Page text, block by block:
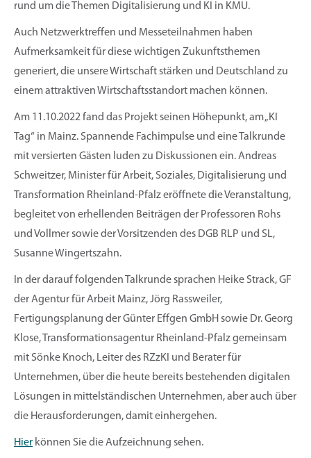
rund um die Themen Digitalisierung und KI in KMU.
Auch Netzwerktreffen und Messeteilnahmen haben
Aufmerksamkeit für diese wichtigen Zukunftsthemen
generiert, die unsere Wirtschaft stärken und Deutschland zu
einem attraktiven Wirtschaftsstandort machen können.
Am 11.10.2022 fand das Projekt seinen Höhepunkt, am „KI
Tag“ in Mainz. Spannende Fachimpulse und eine Talkrunde
mit versierten Gästen luden zu Diskussionen ein. Andreas
Schweitzer, Minister für Arbeit, Soziales, Digitalisierung und
Transformation Rheinland-Pfalz eröffnete die Veranstaltung,
begleitet von erhellenden Beiträgen der Professoren Rohs
und Vollmer sowie der Vorsitzenden des DGB RLP und SL,
Susanne Wingertszahn.
In der darauf folgenden Talkrunde sprachen Heike Strack, GF
der Agentur für Arbeit Mainz, Jörg Rassweiler,
Fertigungsplanung der Günter Effgen GmbH sowie Dr. Georg
Klose, Transformationsagentur Rheinland-Pfalz gemeinsam
mit Sönke Knoch, Leiter des RZzKI und Berater für
Unternehmen, über die heute bereits bestehenden digitalen
Lösungen in mittelständischen Unternehmen, aber auch über
die Herausforderungen, damit einhergehen.
Hier können Sie die Aufzeichnung sehen.